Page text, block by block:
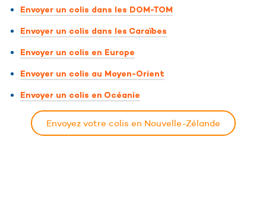
Envoyer un colis dans les DOM-TOM
Envoyer un colis dans les Caraïbes
Envoyer un colis en Europe
Envoyer un colis au Moyen-Orient
Envoyer un colis en Océanie
Envoyez votre colis en Nouvelle-Zélande